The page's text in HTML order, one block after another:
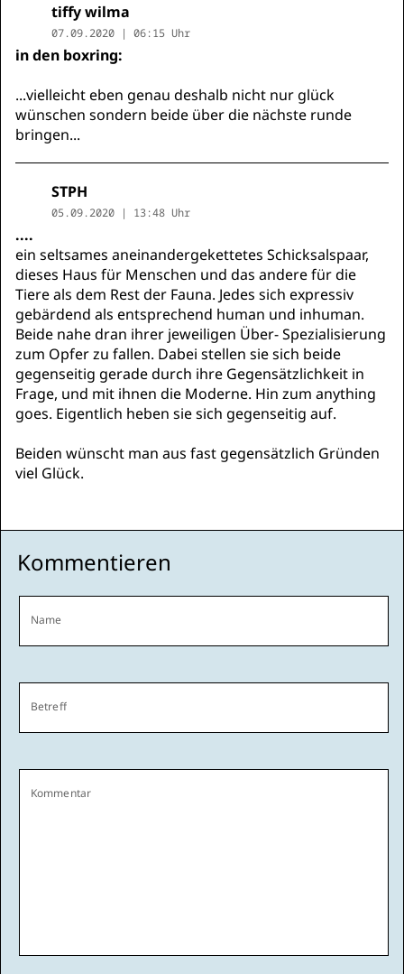
tiffy wilma
07.09.2020 | 06:15 Uhr
in den boxring:
...vielleicht eben genau deshalb nicht nur glück
wünschen sondern beide über die nächste runde
bringen...
STPH
05.09.2020 | 13:48 Uhr
....
ein seltsames aneinandergekettetes Schicksalspaar,
dieses Haus für Menschen und das andere für die
Tiere als dem Rest der Fauna. Jedes sich expressiv
gebärdend als entsprechend human und inhuman.
Beide nahe dran ihrer jeweiligen Über- Spezialisierung
zum Opfer zu fallen. Dabei stellen sie sich beide
gegenseitig gerade durch ihre Gegensätzlichkeit in
Frage, und mit ihnen die Moderne. Hin zum anything
goes. Eigentlich heben sie sich gegenseitig auf.
Beiden wünscht man aus fast gegensätzlich Gründen
viel Glück.
Kommentieren
Name
Betreff
Kommentar